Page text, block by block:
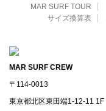
MAR SURF TOUR
サイズ換算表
MAR SURF CREW
〒114-0013
東京都北区東田端1-12-11 1F